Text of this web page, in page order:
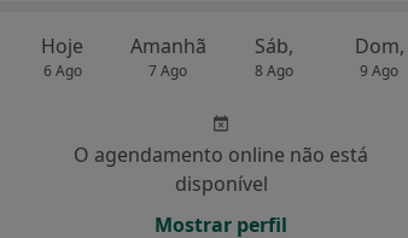
Hoje
6 Ago
Amanhã
7 Ago
Sáb,
8 Ago
Dom,
9 Ago
O agendamento online não está
disponível
Mostrar perfil